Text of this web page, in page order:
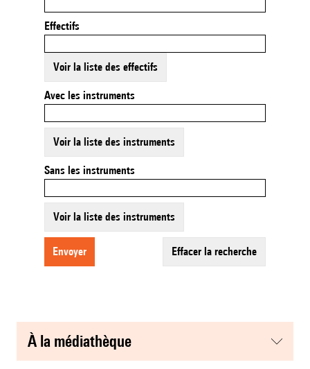
Effectifs
Voir la liste des effectifs
Avec les instruments
Voir la liste des instruments
Sans les instruments
Voir la liste des instruments
envoyer effacer la recherche
à la médiathèque